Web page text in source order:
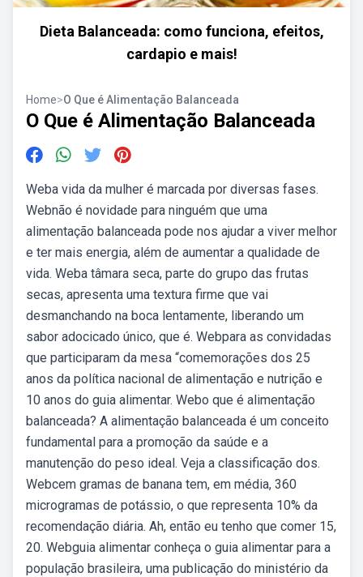
Dieta Balanceada: como funciona, efeitos,
cardapio e mais!
Home>O Que é Alimentação Balanceada
O Que é Alimentação Balanceada
Weba vida da mulher é marcada por diversas fases.
Webnão é novidade para ninguém que uma
alimentação balanceada pode nos ajudar a viver melhor
e ter mais energia, além de aumentar a qualidade de
vida. Weba tâmara seca, parte do grupo das frutas
secas, apresenta uma textura firme que vai
desmanchando na boca lentamente, liberando um
sabor adocicado único, que é. Webpara as convidadas
que participaram da mesa “comemorações dos 25
anos da política nacional de alimentação e nutrição e
10 anos do guia alimentar. Webo que é alimentação
balanceada? A alimentação balanceada é um conceito
fundamental para a promoção da saúde e a
manutenção do peso ideal. Veja a classificação dos.
Webcem gramas de banana tem, em média, 360
microgramas de potássio, o que representa 10% da
recomendação diária. Ah, então eu tenho que comer 15,
20. Webguia alimentar conheça o guia alimentar para a
população brasileira, uma publicação do ministério da